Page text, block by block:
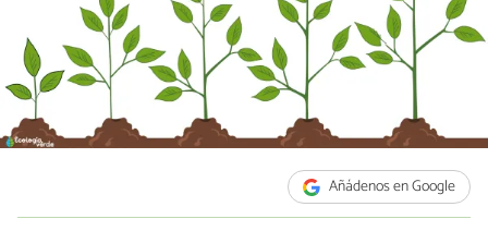
Añádenos en Google